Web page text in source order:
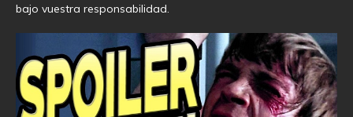
bajo vuestra responsabilidad.